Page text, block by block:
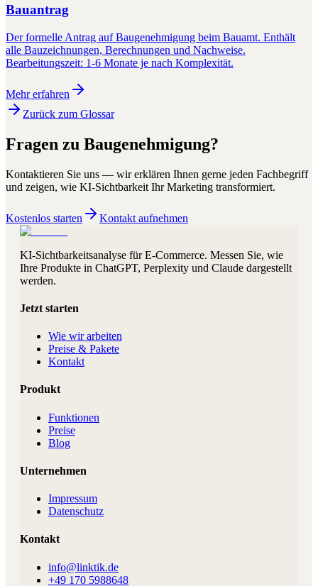
Bauantrag
Der formelle Antrag auf Baugenehmigung beim Bauamt. Enthält
alle Bauzeichnungen, Berechnungen und Nachweise.
Bearbeitungszeit: 1-6 Monate je nach Komplexität.
Mehr erfahren
Zurück zum Glossar
Fragen zu Baugenehmigung?
Kontaktieren Sie uns — wir erklären Ihnen gerne jeden Fachbegriff
und zeigen, wie KI-Sichtbarkeit Ihr Marketing transformiert.
Kostenlos starten Kontakt aufnehmen
KI-Sichtbarkeitsanalyse für E-Commerce. Messen Sie, wie
Ihre Produkte in ChatGPT, Perplexity und Claude dargestellt
werden.
Jetzt starten
Wie wir arbeiten
Preise & Pakete
Kontakt
Produkt
Funktionen
Preise
Blog
Unternehmen
Impressum
Datenschutz
Kontakt
info@linktik.de
+49 170 5988648